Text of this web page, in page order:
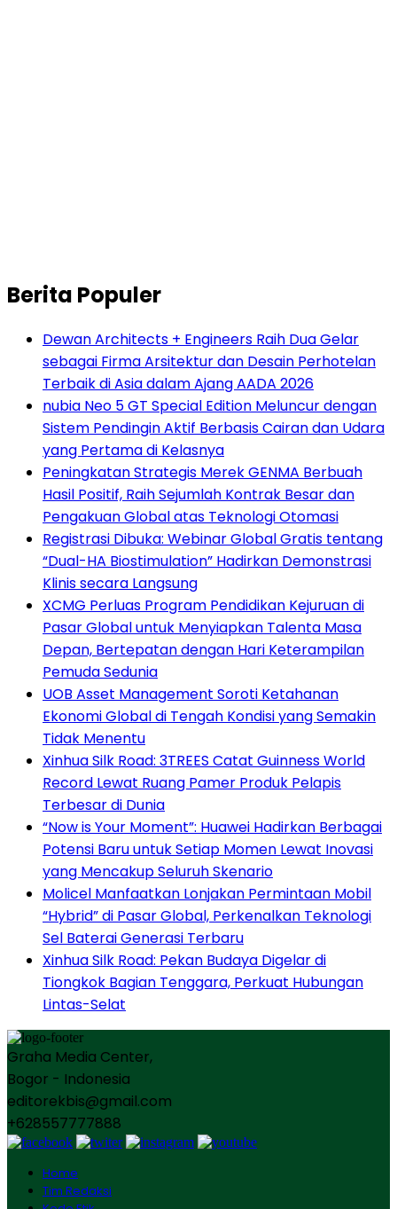
Berita Populer
Dewan Architects + Engineers Raih Dua Gelar
sebagai Firma Arsitektur dan Desain Perhotelan
Terbaik di Asia dalam Ajang AADA 2026
nubia Neo 5 GT Special Edition Meluncur dengan
Sistem Pendingin Aktif Berbasis Cairan dan Udara
yang Pertama di Kelasnya
Peningkatan Strategis Merek GENMA Berbuah
Hasil Positif, Raih Sejumlah Kontrak Besar dan
Pengakuan Global atas Teknologi Otomasi
Registrasi Dibuka: Webinar Global Gratis tentang
“Dual-HA Biostimulation” Hadirkan Demonstrasi
Klinis secara Langsung
XCMG Perluas Program Pendidikan Kejuruan di
Pasar Global untuk Menyiapkan Talenta Masa
Depan, Bertepatan dengan Hari Keterampilan
Pemuda Sedunia
UOB Asset Management Soroti Ketahanan
Ekonomi Global di Tengah Kondisi yang Semakin
Tidak Menentu
Xinhua Silk Road: 3TREES Catat Guinness World
Record Lewat Ruang Pamer Produk Pelapis
Terbesar di Dunia
“Now is Your Moment”: Huawei Hadirkan Berbagai
Potensi Baru untuk Setiap Momen Lewat Inovasi
yang Mencakup Seluruh Skenario
Molicel Manfaatkan Lonjakan Permintaan Mobil
“Hybrid” di Pasar Global, Perkenalkan Teknologi
Sel Baterai Generasi Terbaru
Xinhua Silk Road: Pekan Budaya Digelar di
Tiongkok Bagian Tenggara, Perkuat Hubungan
Lintas-Selat
Graha Media Center,
Bogor - Indonesia
editorekbis@gmail.com
+628557777888
Home
Tim Redaksi